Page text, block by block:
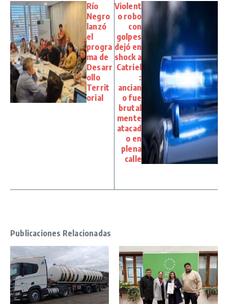
Río
Negro
lanzó
el
progra
ma de
Desarr
ollo
Territ
orial
Violent
o robo
con
golpes
dejó en
shock a
Catriel
:
ancian
o fue
brutal
mente
atacad
o en
plena
calle
Publicaciones Relacionadas